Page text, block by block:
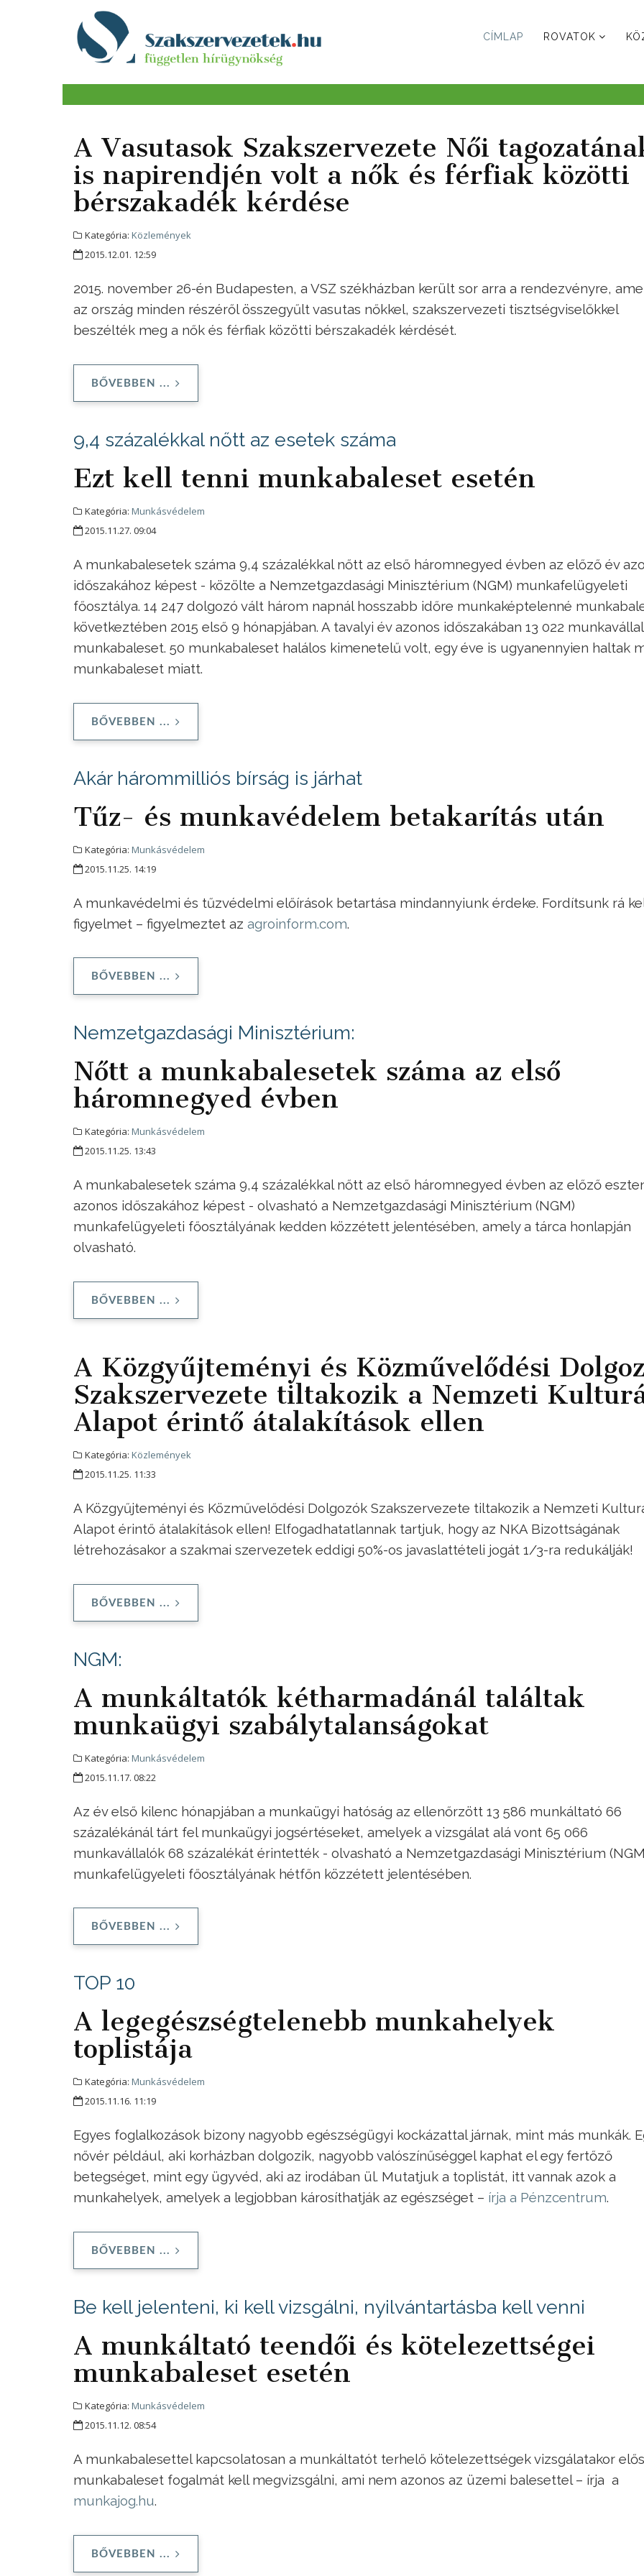
CÍMLAP ROVATOK
A Vasutasok Szakszervezete Női
is napirendjén volt a nők és férfiak közötti
bérszakadék kérdése
Kategória: Közlemények
2015.12.01. 12:59
2015. november 26-én Budapesten, a VSZ székházban került sor arra a rendezvényre,
az ország minden részéről összegyűlt vasutas nőkkel, szakszervezeti tisztségviselőkkel
beszélték meg a nők és férfiak közötti bérszakadék kérdését.
BŐVEBBEN ...
9,4 százalékkal nőtt az esetek száma
Ezt kell tenni munkabaleset esetén
Kategória: Munkásvédelem
2015.11.27. 09:04
A munkabalesetek száma 9,4 százalékkal nőtt az első háromnegyed évben az előző év
időszakához képest - közölte a Nemzetgazdasági Minisztérium (NGM) munkafelügyeleti
főosztálya. 14 247 dolgozó vált három napnál hosszabb időre munkaképtelenné
következtében 2015 első 9 hónapjában. A tavalyi év azonos időszakában 13 022
munkabaleset. 50 munkabaleset halálos kimenetelű volt, egy éve is ugyanennyien haltak
munkabaleset miatt.
BŐVEBBEN ...
Akár hárommilliós bírság is járhat
Tűz- és munkavédelem betakarítás után
Kategória: Munkásvédelem
2015.11.25. 14:19
A munkavédelmi és tűzvédelmi előírások betartása mindannyiunk érdeke. Fordítsunk rá
figyelmet – figyelmeztet az agroinform.com.
BŐVEBBEN ...
Nemzetgazdasági Minisztérium:
Nőtt a munkabalesetek száma az első
háromnegyed évben
Kategória: Munkásvédelem
2015.11.25. 13:43
A munkabalesetek száma 9,4 százalékkal nőtt az első háromnegyed évben az előző
azonos időszakához képest - olvasható a Nemzetgazdasági Minisztérium (NGM)
munkafelügyeleti főosztályának kedden közzétett jelentésében, amely a tárca honlapján
olvasható.
BŐVEBBEN ...
A Közgyűjteményi és Közművelődési
Szakszervezete tiltakozik a Nemzeti
Alapot érintő átalakítások ellen
Kategória: Közlemények
2015.11.25. 11:33
A Közgyűjteményi és Közművelődési Dolgozók Szakszervezete tiltakozik a Nemzeti
Alapot érintő átalakítások ellen! Elfogadhatatlannak tartjuk, hogy az NKA Bizottságának
létrehozásakor a szakmai szervezetek eddigi 50%-os javaslattételi jogát 1/3-ra redukálják!
BŐVEBBEN ...
NGM:
A munkáltatók kétharmadánál találtak
munkaügyi szabálytalanságokat
Kategória: Munkásvédelem
2015.11.17. 08:22
Az év első kilenc hónapjában a munkaügyi hatóság az ellenőrzött 13 586 munkáltató 66
százalékánál tárt fel munkaügyi jogsértéseket, amelyek a vizsgálat alá vont 65 066
munkavállalók 68 százalékát érintették - olvasható a Nemzetgazdasági Minisztérium
munkafelügyeleti főosztályának hétfőn közzétett jelentésében.
BŐVEBBEN ...
TOP 10
A legegészségtelenebb munkahelyek
toplistája
Kategória: Munkásvédelem
2015.11.16. 11:19
Egyes foglalkozások bizony nagyobb egészségügyi kockázattal járnak, mint más munkák.
nővér például, aki korházban dolgozik, nagyobb valószínűséggel kaphat el egy fertőző
betegséget, mint egy ügyvéd, aki az irodában ül. Mutatjuk a toplistát, itt vannak azok a
munkahelyek, amelyek a legjobban károsíthatják az egészséget – írja a Pénzcentrum.
BŐVEBBEN ...
Be kell jelenteni, ki kell vizsgálni, nyilvántartásba kell venni
A munkáltató teendői és kötelezettségei
munkabaleset esetén
Kategória: Munkásvédelem
2015.11.12. 08:54
A munkabalesettel kapcsolatosan a munkáltatót terhelő kötelezettségek vizsgálatakor
munkabaleset fogalmát kell megvizsgálni, ami nem azonos az üzemi balesettel – írja a
munkajog.hu.
BŐVEBBEN ...